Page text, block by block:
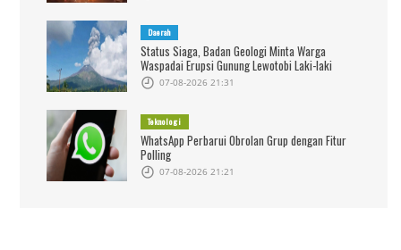
Daerah
Status Siaga, Badan Geologi Minta Warga
Waspadai Erupsi Gunung Lewotobi Laki-laki
07-08-2026 21:31
Teknologi
WhatsApp Perbarui Obrolan Grup dengan Fitur
Polling
07-08-2026 21:21